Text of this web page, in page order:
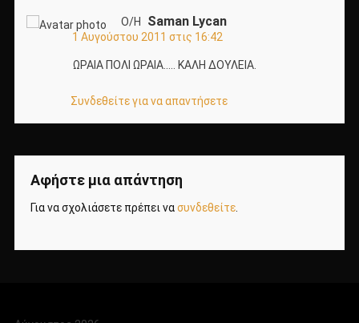
Ο/Η Saman Lycan
1 Αυγούστου 2011 στις 16:42
ΩΡΑΙΑ ΠΟΛΙ ΩΡΑΙΑ….. ΚΑΛΗ ΔΟΥΛΕΙΑ.
Συνδεθείτε για να απαντήσετε
Αφήστε μια απάντηση
Για να σχολιάσετε πρέπει νασυνδεθείτε.